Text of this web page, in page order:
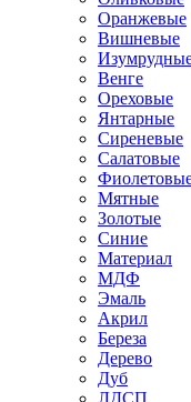
Оранжевые
Вишневые
Венге
Ореховые
Янтарные
Сиреневые
Салатовые
Мятные
Золотые
Синие
Материал
МДФ
Эмаль
Акрил
Береза
Дерево
Дуб
ЛДСП